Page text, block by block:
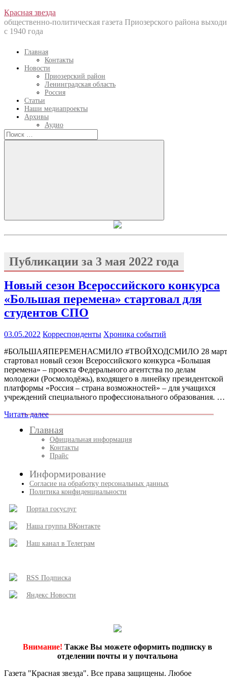
Перейти
к
содержанию
Красная звезда
общественно-политическая газета Приозерского района
с 1940 года
Главная
Контакты
Новости
Приозерский район
Ленинградская область
Россия
Статьи
Наши медиапроекты
Архивы
Аудио
Искать:
Искать
Публикации за 3 мая 2022 года
Новый сезон Всероссийского конкурса
«Большая перемена» стартовал для
студентов СПО
03.05.2022 Корреспонденты Хроника событий
#БОЛЬШАЯПЕРЕМЕНАСМИЛО #ТВОЙХОДСМИЛО 28
стартовал новый сезон Всероссийского конкурса «Большая
перемена» – проекта Федерального агентства по делам
молодежи (Росмолодёжь), входящего в линейку президентской
платформы «Россия – страна возможностей» – для учащихся
учреждений специального профессионального образования. …
Читать далее
Главная
Официальная информация
Контакты
Прайс
Информирование
Согласие на обработку персональных данных
Политика конфиденциальности
Портал госуслуг
Наша группа ВКонтакте
Наш канал в Телеграм
RSS Подписка
Яндекс Новости
Внимание! Также Вы можете оформить подписку в
отделении почты и у почтальона
Газета "Красная звезда". Все права защищены. Любое